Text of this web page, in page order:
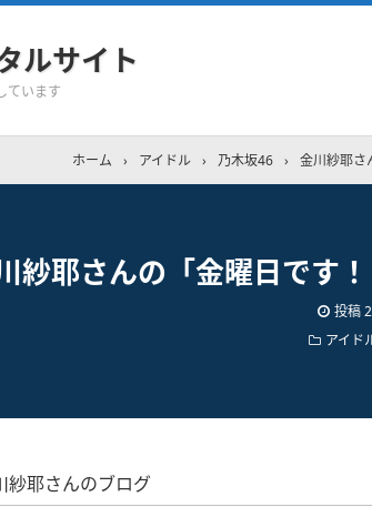
ルサイト
ています
ホーム › アイドル › 乃木坂46 › 金川紗耶さ
紗耶さんの「金曜日です
投稿
アイド
紗耶さんのブログ